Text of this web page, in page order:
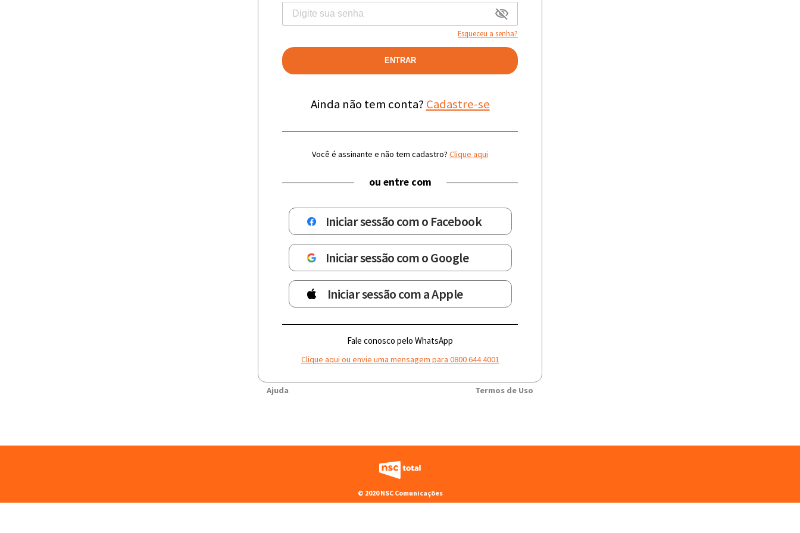
Esqueceu a senha?
ENTRAR
Ainda não tem conta? Cadastre-se
Você é assinante e não tem cadastro? Clique aqui
ou entre com
Iniciar sessão com o Facebook
Iniciar sessão com o Google
Iniciar sessão com a Apple
Fale conosco pelo WhatsApp
Clique aqui ou envie uma mensagem para 0800 644 4001
Ajuda Termos de Uso
© 2020 NSC Comunicações